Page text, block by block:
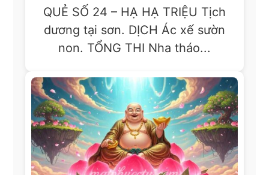
QUẺ SỐ 24 – HẠ HẠ TRIỆU Tịch
dương tại sơn. DỊCH Ác xế sườn
non. TỔNG THI Nha tháo...